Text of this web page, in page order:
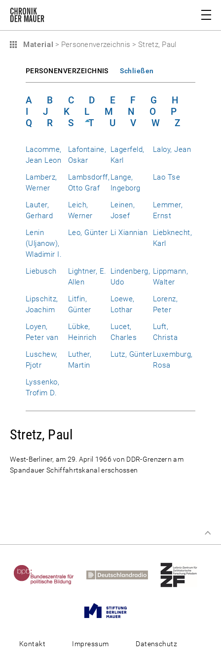
Material > Personenverzeichnis > Stretz, Paul
PERSONENVERZEICHNIS Schließen
A B C D E F G
H
I
J K L M N O
P
Q
R S T U V W Z
Lacomme,
Jean Leon
Lafontaine,
Oskar
Lagerfeld,
Karl
Laloy, Jean
Lamberz,
Werner
Lambsdorff,
Otto Graf
Lange,
Ingeborg
Lao Tse
Lauter,
Gerhard
Leich,
Werner
Leinen,
Josef
Lemmer,
Ernst
Lenin
(Uljanow),
Wladimir I.
Leo, Günter Li Xiannian
Liebknecht,
Karl
Liebusch
Lightner, E.
Allen
Lindenberg,
Udo
Lippmann,
Walter
Lipschitz,
Joachim
Litfin,
Günter
Loewe,
Lothar
Lorenz,
Peter
Loyen,
Peter van
Lübke,
Heinrich
Lucet,
Charles
Luft,
Christa
Luschew,
Pjotr
Luther,
Martin
Lutz, GünterLuxemburg,
Rosa
Lyssenko,
Trofim D.
Stretz, Paul
West-Berliner, am 29. April 1966 von DDR-Grenzern am
Spandauer Schiffahrtskanal erschossen
Kontakt Impressum Datenschutz